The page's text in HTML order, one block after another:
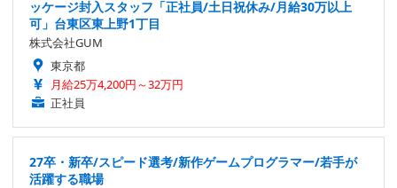
ッケージ封入スタッフ「正社員/土日祝休み/月給30万以上
可」台東区東上野1丁目
株式会社GUM
東京都
月給25万4,200円～32万円
正社員
27卒・新卒/スピード選考/新作ゲームプログラマー/若手が
活躍する職場